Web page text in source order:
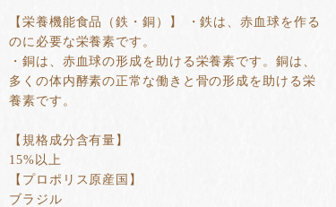
【栄養機能食品（鉄・銅）】 ・鉄は、赤血球を作る
のに必要な栄養素です。
・銅は、赤血球の形成を助ける栄養素です。銅は、
多くの体内酵素の正常な働きと骨の形成を助ける栄
養素です。
【規格成分含有量】
15%以上
【プロポリス原産国】
ブラジル